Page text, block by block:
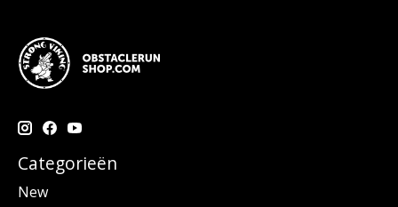
Categorieën
New